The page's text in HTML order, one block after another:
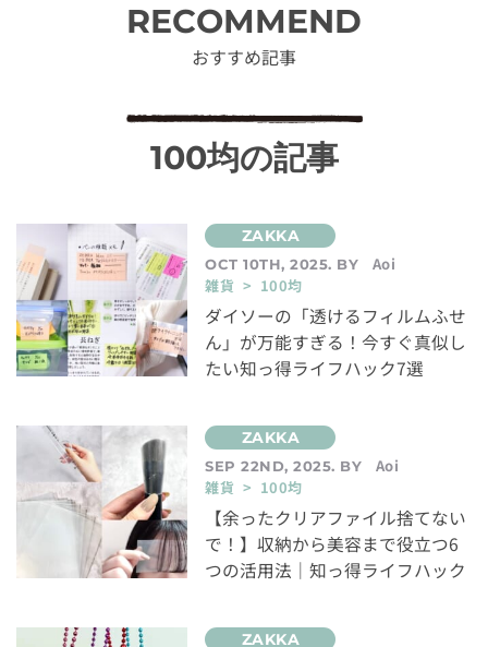
RECOMMEND
おすすめ記事
100均の記事
OCT 10TH, 2025. BY
Aoi
雑貨 > 100均
ダイソーの「透けるフィルムふせ
ん」が万能すぎる！今すぐ真似し
たい知っ得ライフハック7選
SEP 22ND, 2025. BY
Aoi
雑貨 > 100均
【余ったクリアファイル捨てない
で！】収納から美容まで役立つ6
つの活用法｜知っ得ライフハック